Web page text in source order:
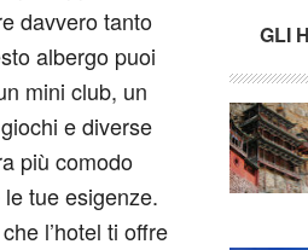
davvero tanto
albergo puoi
mini club, un
e diverse
più comodo
tue esigenze.
l’hotel ti offre
GLI